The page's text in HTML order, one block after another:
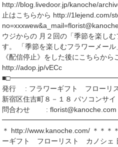
http://blog.livedoor.jp/kanoche/
止はこちらから http://1lejend.com/
ウジからの 月２回の「季節を楽し
す。 「季節を楽しむフラワーメー
《配信停止》をした後にこちらから
http://adop.jp/vECc
発行 : フラワーギフト フロー
新宿区住吉町８－１８ パソコンサ
問合わせ : florist@kanoche.com
＊ http://www.kanoche.com/ ＊＊＊
ーギフト フローリスト カノシェ